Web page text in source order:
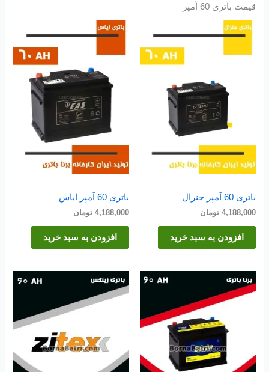
قیمت باتری 60 آمپر
باتری 60 آمپر جنرال
4,188,000 تومان
افزودن به سبد خرید
باتری 60 آمپر ایاس
4,188,000 تومان
افزودن به سبد خرید